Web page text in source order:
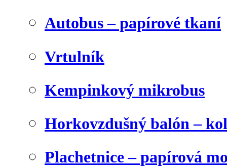
Autobus – papírové tkaní
Vrtulník
Kempinkový mikrobus
Horkovzdušný balón –
Plachetnice – papírová